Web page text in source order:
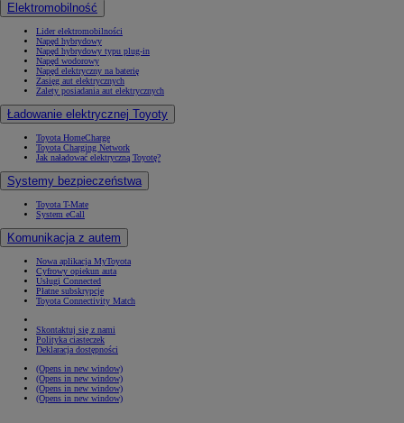
Elektromobilność
Lider elektromobilności
Napęd hybrydowy
Napęd hybrydowy typu plug-in
Napęd wodorowy
Napęd elektryczny na baterię
Zasięg aut elektrycznych
Zalety posiadania aut elektrycznych
Ładowanie elektrycznej Toyoty
Toyota HomeCharge
Toyota Charging Network
Jak naładować elektryczną Toyotę?
Systemy bezpieczeństwa
Toyota T-Mate
System eCall
Komunikacja z autem
Nowa aplikacja MyToyota
Cyfrowy opiekun auta
Usługi Connected
Płatne subskrypcje
Toyota Connectivity Match
Skontaktuj się z nami
Polityka ciasteczek
Deklaracja dostępności
(Opens in new window)
(Opens in new window)
(Opens in new window)
(Opens in new window)